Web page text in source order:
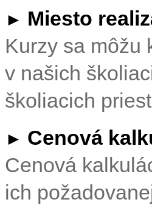
► Miesto
Kurzy sa môžu
v našich
školiacich
► Cenová
Cenová
ich